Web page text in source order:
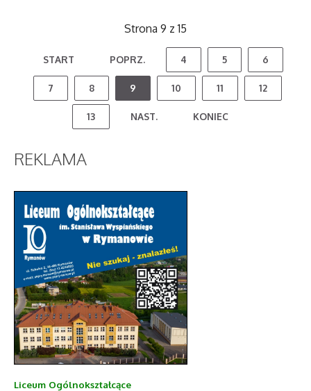
Strona 9 z 15
START POPRZ. 4 5 6
7 8 9 10 11 12
13 NAST. KONIEC
REKLAMA
Liceum Ogólnokształcące